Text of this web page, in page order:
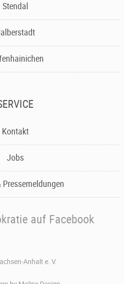
Stendal
überspringen
Kontakt
Jobs
Pressemeldungen
auf Facebook
Anhalt e. V.